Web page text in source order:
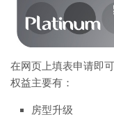
在网页上填表申请即
权益主要有：
房型升级